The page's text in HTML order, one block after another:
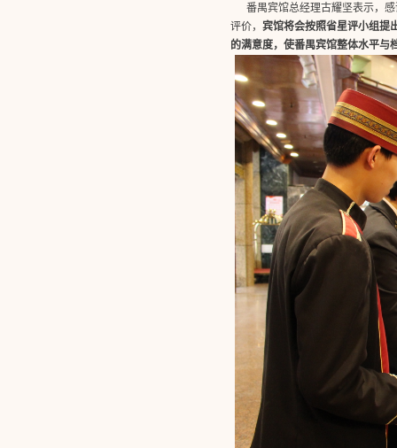
番禺宾馆总经理古耀坚表示，感
评价， 宾馆将会按照省星评小组提
的满意度，使番禺宾馆整体水平与